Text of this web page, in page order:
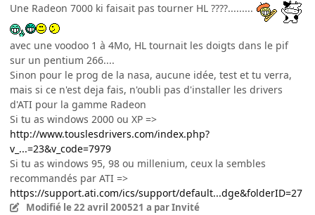
Une Radeon 7000 ki faisait pas tourner HL ????.........
avec une voodoo 1 à 4Mo, HL tournait les doigts dans le pif
sur un pentium 266....
Sinon pour le prog de la nasa, aucune idée, test et tu verra,
mais si ce n'est deja fais, n'oubli pas d'installer les drivers
d'ATI pour la gamme Radeon
Si tu as windows 2000 ou XP =>
http://www.touslesdrivers.com/index.php?
v_...=23&v_code=7979
Si tu as windows 95, 98 ou millenium, ceux la sembles
recommandés par ATI =>
https://support.ati.com/ics/support/default...dge&folderID=27
Modifié le 22 avril 200521 a par Invité